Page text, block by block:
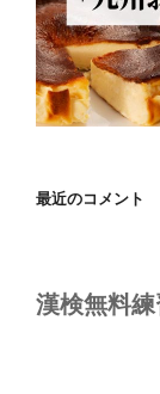
最近のコメント
漢検無料